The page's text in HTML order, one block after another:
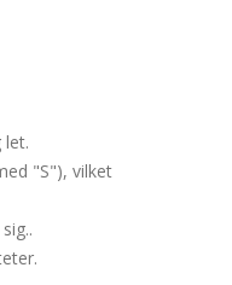
let.
"S"), vilket